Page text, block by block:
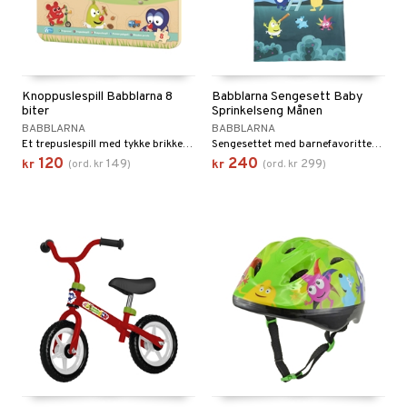
Knoppuslespill Babblarna 8
biter
BABBLARNA
Et trepuslespill med tykke brikker og fargerike figurer!
kr 120 (ord. kr 149)
Babblarna Sengesett Baby
Sprinkelseng Månen
BABBLARNA
Sengesettet med barnefavorittene Babblarna!
kr 240 (ord. kr 299)